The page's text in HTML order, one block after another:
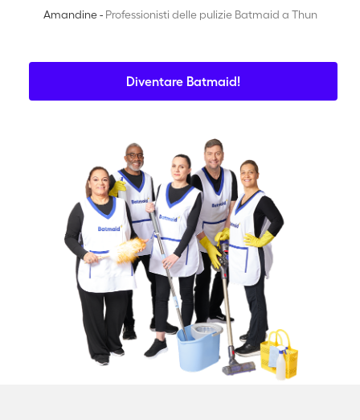
Amandine - Professionisti delle pulizie Batmaid a Thun
Diventare Batmaid!